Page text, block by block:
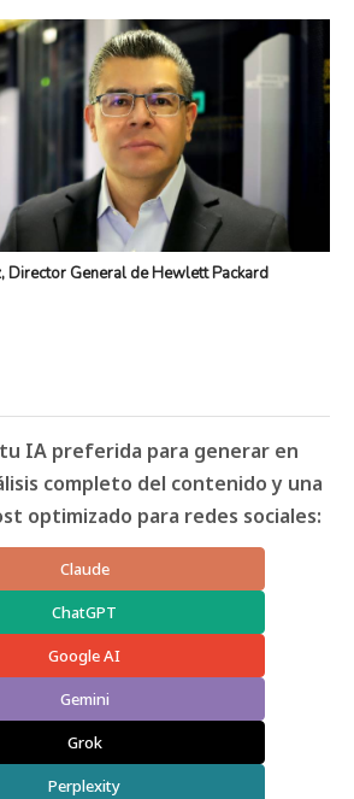
Director General de Hewlett Packard
tu IA preferida para generar en
completo del contenido y una
optimizado para redes sociales:
Claude
ChatGPT
Google AI
Gemini
Grok
Perplexity